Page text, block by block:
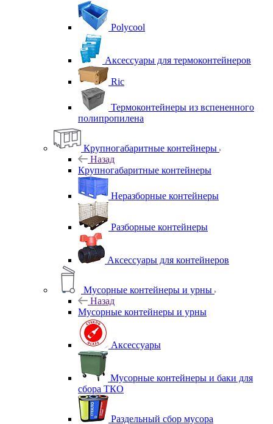
Polycool
Аксессуары для термоконтейнеров
Ric
Термоконтейнеры из вспененного
полипропилена
Крупногабаритные контейнеры
Назад
Крупногабаритные контейнеры
Неразборные контейнеры
Разборные контейнеры
Аксессуары для контейнеров
Мусорные контейнеры и урны
Назад
Мусорные контейнеры и урны
Аксессуары
Мусорные контейнеры и баки для
сбора ТКО
Раздельный сбор мусора